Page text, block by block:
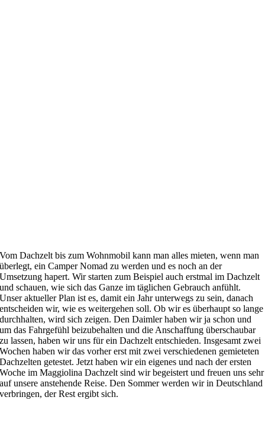
Vom Dachzelt bis zum Wohnmobil kann man alles mieten, wenn man
überlegt, ein Camper Nomad zu werden und es noch an der
Umsetzung hapert. Wir starten zum Beispiel auch erstmal im Dachzelt
und schauen, wie sich das Ganze im täglichen Gebrauch anfühlt.
Unser aktueller Plan ist es, damit ein Jahr unterwegs zu sein, danach
entscheiden wir, wie es weitergehen soll. Ob wir es überhaupt so lange
durchhalten, wird sich zeigen. Den Daimler haben wir ja schon und
um das Fahrgefühl beizubehalten und die Anschaffung überschaubar
zu lassen, haben wir uns für ein Dachzelt entschieden. Insgesamt zwei
Wochen haben wir das vorher erst mit zwei verschiedenen gemieteten
Dachzelten getestet. Jetzt haben wir ein eigenes und nach der ersten
Woche im Maggiolina Dachzelt sind wir begeistert und freuen uns sehr
auf unsere anstehende Reise. Den Sommer werden wir in Deutschland
verbringen, der Rest ergibt sich.